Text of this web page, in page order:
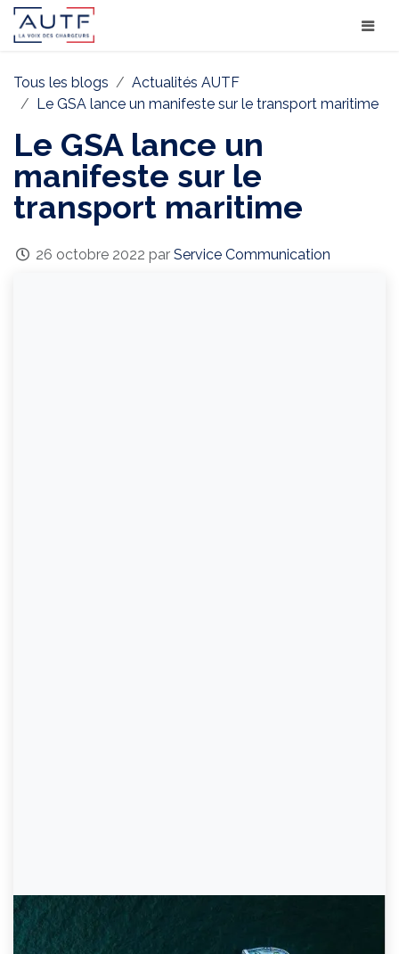
Tous les blogs
Actualités AUTF
Le GSA lance un manifeste sur le transport maritime
Le GSA lance un
manifeste sur le
transport maritime
26 octobre 2022 par Service Communication